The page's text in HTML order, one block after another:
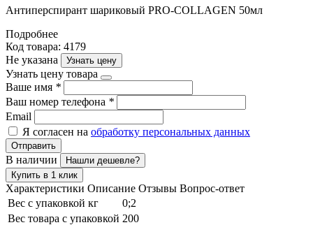
Антиперспирант шариковый PRO-COLLAGEN 50мл
Подробнее
Код товара: 4179
Не указана
Узнать цену
Узнать цену товара
Ваше имя *
Ваш номер телефона *
Email
Я согласен на обработку персональных данных
Отправить
В наличии
Нашли дешевле?
Купить в 1 клик
Характеристики Описание Отзывы Вопрос-ответ
Вес с упаковкой кг
0;2
Вес товара с упаковкой 200